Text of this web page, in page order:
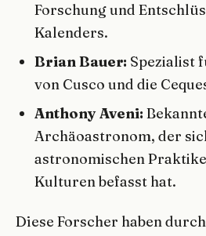
Forschung und
Kalenders.
Brian Bauer: Spezialist
von Cusco und die
Anthony Aveni:
Archäoastronom, der
astronomischen
Kulturen befasst hat.
Diese Forscher haben